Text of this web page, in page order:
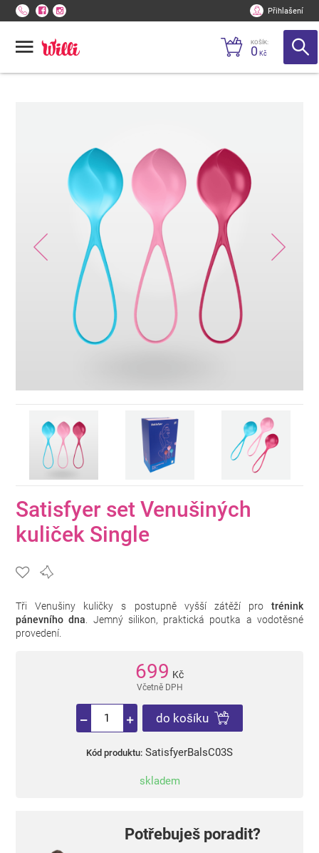
Přihlašení
KOŠÍK:
0 Kč
Satisfyer set Venušiných
kuliček Single
Tři Venušiny kuličky s postupně vyšší zátěží pro trénink
pánevního dna . Jemný silikon, praktická poutka a vodotěsné
provedení.
699 Kč
Včetně DPH
do košíku
Kód produktu: SatisfyerBalsC03S
skladem
Potřebuješ poradit?